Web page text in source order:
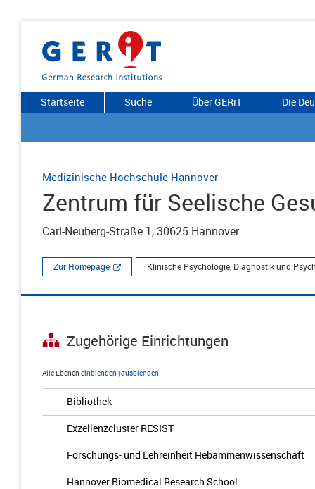
Startseite Suche Über GERiT Die
Medizinische Hochschule Hannover
Zentrum für Seelische
Carl-Neuberg-Straße 1, 30625 Hannover
Zur Homepage Klinische Psychologie, Diagnostik und
Zugehörige Einrichtungen
Alle Ebenen einblenden |ausblenden
Bibliothek
Exzellenzcluster RESIST
Forschungs- und Lehreinheit Hebammenwissenschaft
Hannover Biomedical Research School